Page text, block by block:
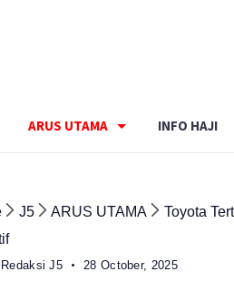
ARUS UTAMA INFO HAJI
J5 ARUS UTAMA
Toyota
Redaksi J5 28 October, 2025